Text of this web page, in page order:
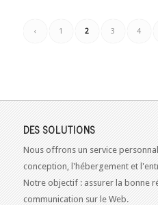
‹ 1 2 3 4
DES SOLUTIONS
Nous offrons un service
conception, l'hébergement et
Notre objectif : assurer la bonne
communication sur le Web.